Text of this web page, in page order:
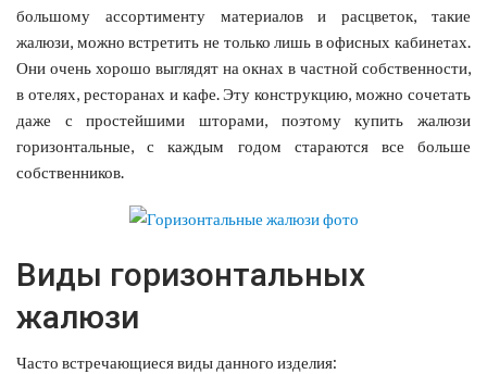
большому ассортименту материалов и расцветок, такие
жалюзи, можно встретить не только лишь в офисных кабинетах.
Они очень хорошо выглядят на окнах в частной собственности,
в отелях, ресторанах и кафе. Эту конструкцию, можно сочетать
даже с простейшими шторами, поэтому купить жалюзи
горизонтальные, с каждым годом стараются все больше
собственников.
Виды горизонтальных
жалюзи
Часто встречающиеся виды данного изделия: